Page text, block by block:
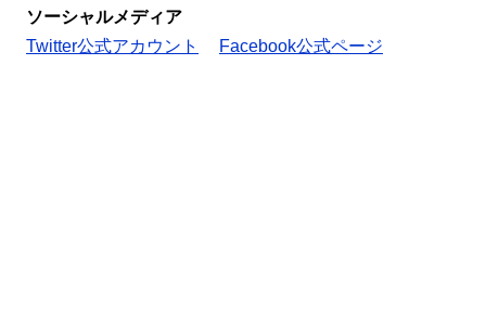
ソーシャルメディア
Twitter公式アカウント
Facebook公式ページ